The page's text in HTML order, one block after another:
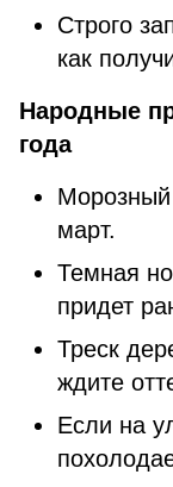
Строго
как
Народные
года
март.
Темная
придет
Треск
ждите
Если на